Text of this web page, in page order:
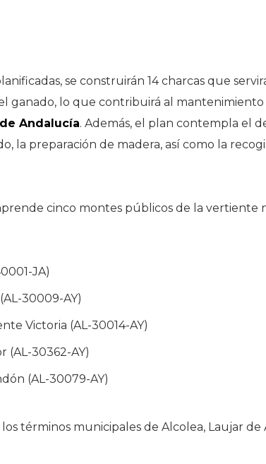
se construirán 14 charcas que
ganado, lo que contribuirá al mantenimiento
Andalucía. Además, el plan contempla el
la preparación de madera, así como la
cinco montes públicos de la vertiente
JA)
30009-AY)
Victoria (AL-30014-AY)
(AL-30362-AY)
(AL-30079-AY)
términos municipales de Alcolea, Laujar de